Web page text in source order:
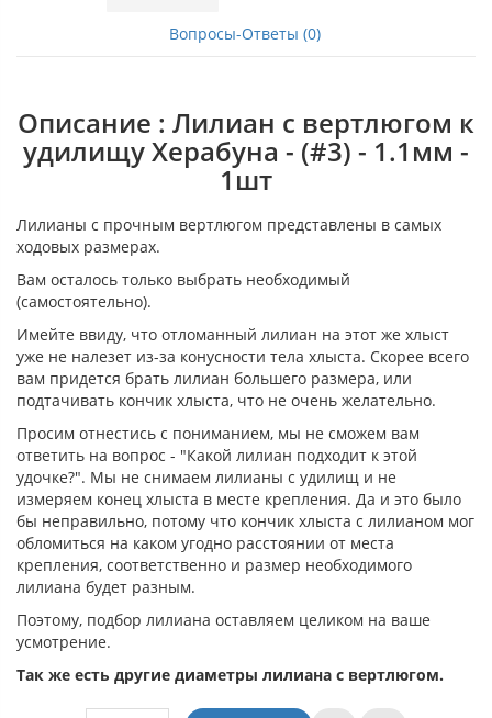
Вопросы-Ответы (0)
Описание : Лилиан с вертлюгом к
удилищу Херабуна - (#3) - 1.1мм -
1шт
Лилианы с прочным вертлюгом представлены в самых
ходовых размерах.
Вам осталось только выбрать необходимый
(самостоятельно).
Имейте ввиду, что отломанный лилиан на этот же хлыст
уже не налезет из-за конусности тела хлыста. Скорее всего
вам придется брать лилиан большего размера, или
подтачивать кончик хлыста, что не очень желательно.
Просим отнестись с пониманием, мы не сможем вам
ответить на вопрос - "Какой лилиан подходит к этой
удочке?". Мы не снимаем лилианы с удилищ и не
измеряем конец хлыста в месте крепления. Да и это было
бы неправильно, потому что кончик хлыста с лилианом мог
обломиться на каком угодно расстоянии от места
крепления, соответственно и размер необходимого
лилиана будет разным.
Поэтому, подбор лилиана оставляем целиком на ваше
усмотрение.
Так же есть другие диаметры лилиана с вертлюгом.